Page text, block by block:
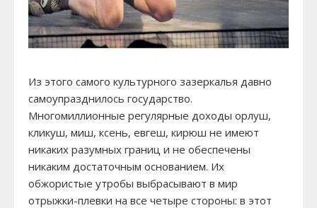
Из этого самого культурного зазеркалья давно
самоупразднилось государство.
Многомиллионные регулярные доходы орлуш,
кликуш, миш, ксень, евгеш, кирюш не имеют
никаких разумных границ и не обеспечены
никаким достаточным основанием. Их
обжористые утробы выбрасывают в мир
отрыжки-плевки на все четыре стороны: в этот